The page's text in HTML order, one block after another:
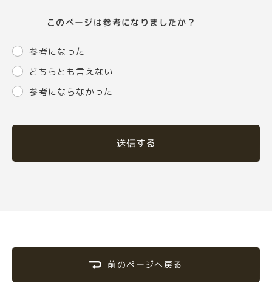
このページは参考になりましたか？
参考になった
どちらとも言えない
参考にならなかった
送信する
前のページへ戻る